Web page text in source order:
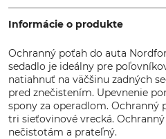
Informácie o produkte
Ochranný poťah do auta
sedadlo je ideálny pre
natiahnuť na väčšinu zadných
pred znečistením. Upevnenie
spony za operadlom. Ochranný
tri sieťovinové vrecká.
nečistotám a prateľný.